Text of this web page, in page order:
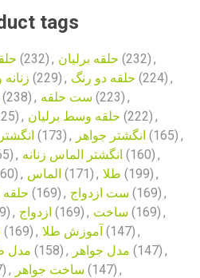
tags
(232) , حلقه برلیان (232) ,
(229) , حلقه دو رنگ (224) ,
(238) , ست حلقه (223) ,
, حلقه وسط برلیان (222) ,
(173) , انگشتر جواهر (165) ,
, انگشتر الماس زنانه (160) ,
, الماس (171) , طلا (199) ,
حلقه (169) , ست ازدواج (169) ,
, ازدواج (169) , ساخت (169) ,
(169) , آموزش طلا (147) ,
مدل (158) , مدل جواهر (147) ,
, ساخت جواهر (147) ,